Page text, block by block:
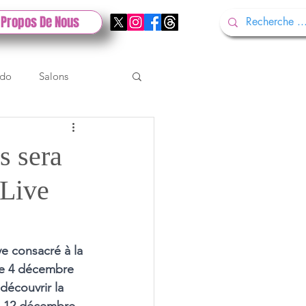
De Nous
Salons
Gamescom
Test PlayStation
sera
consacré à la
4 décembre
la